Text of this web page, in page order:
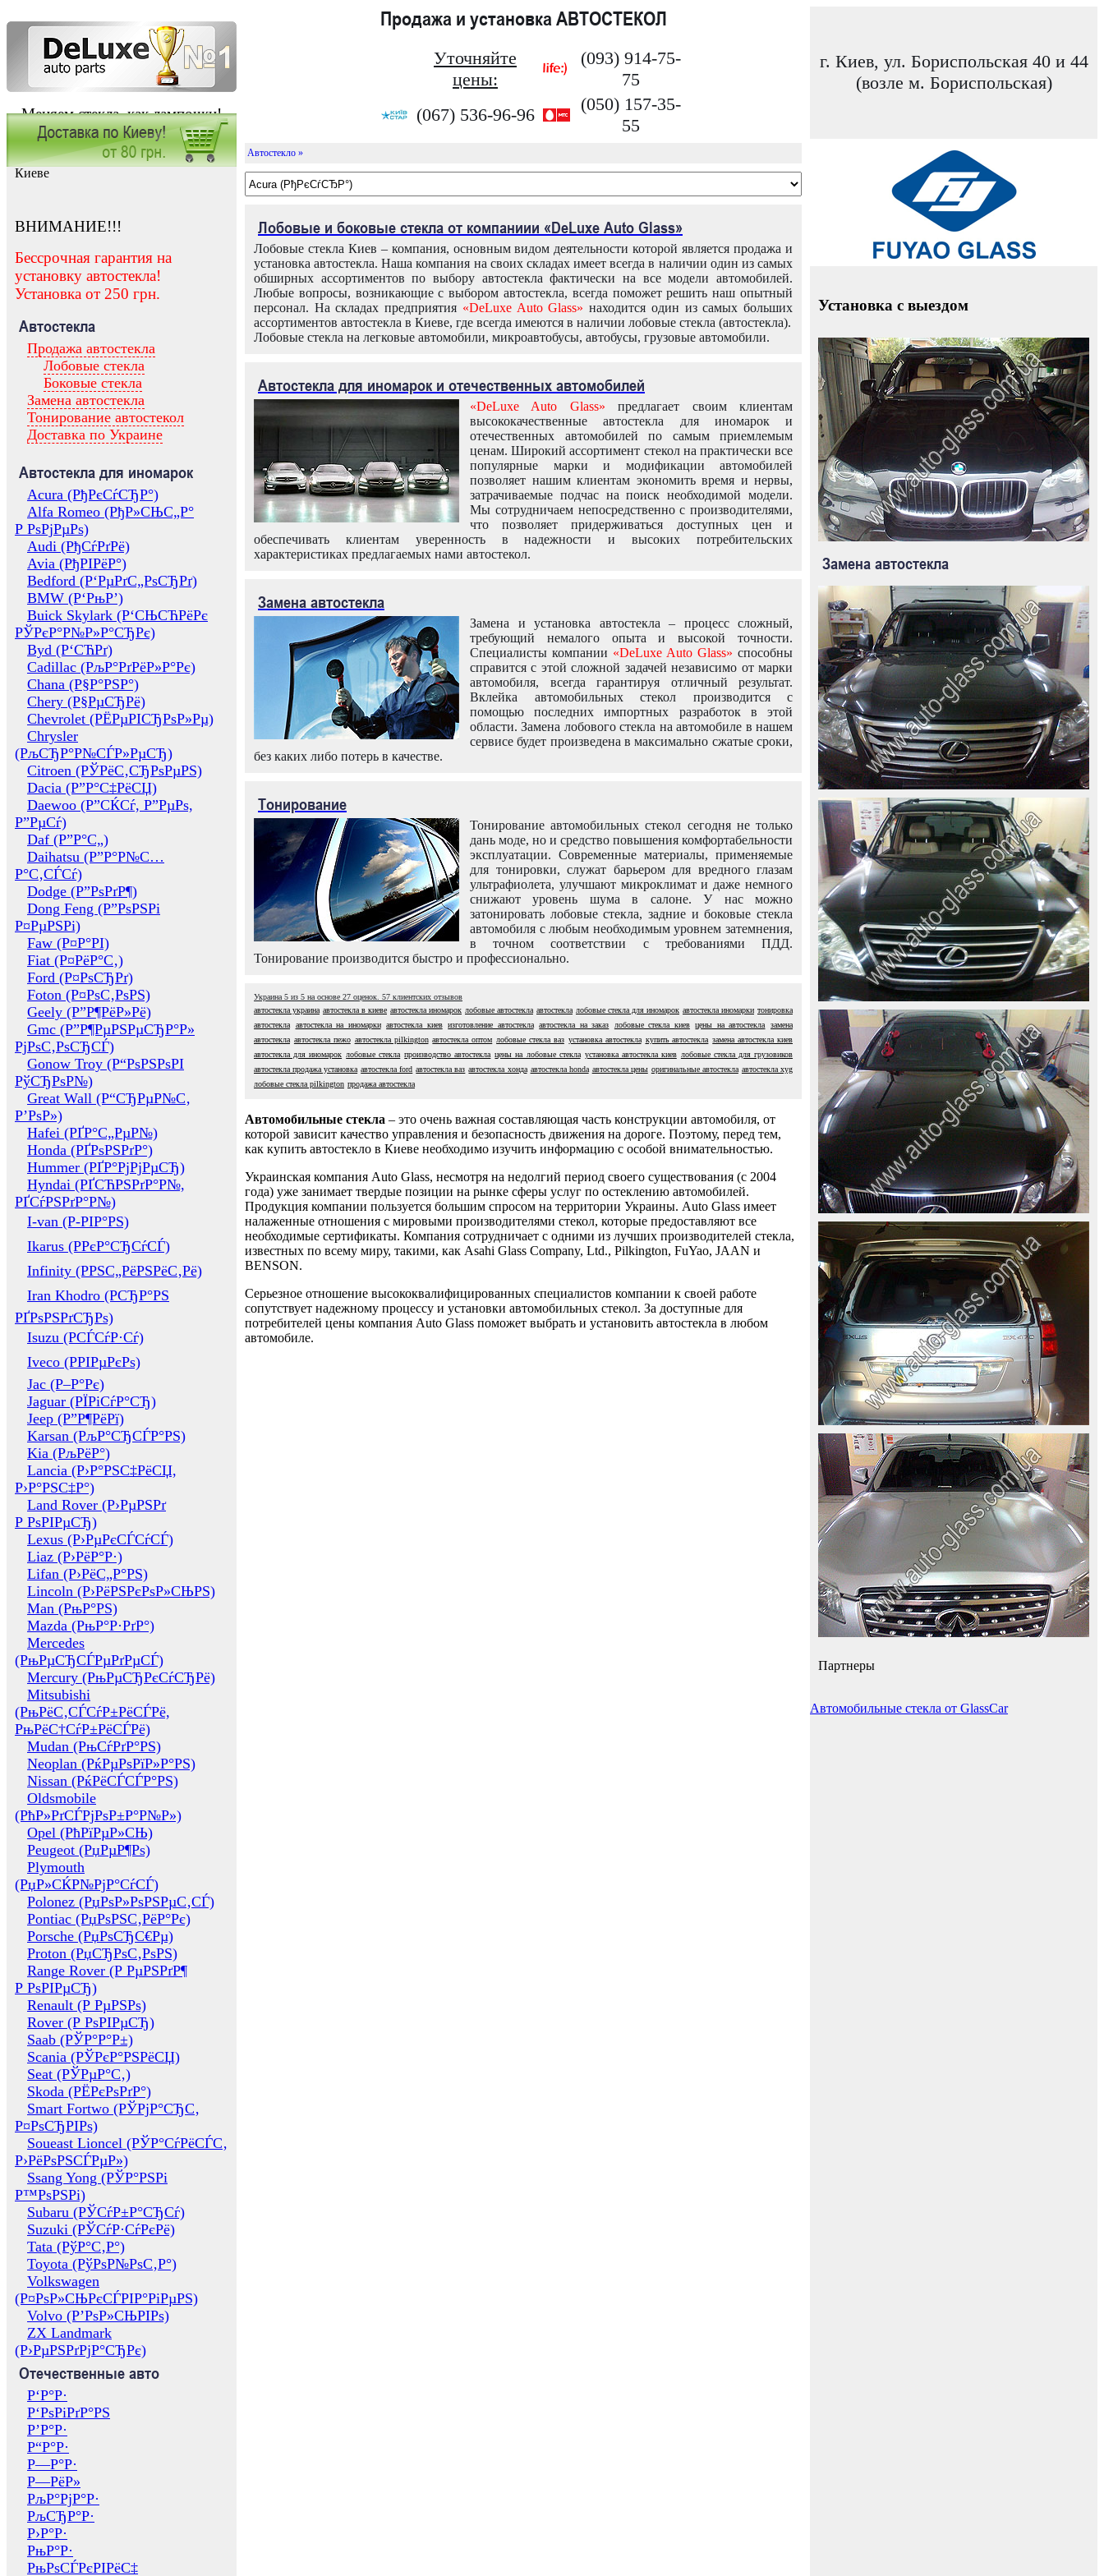
Меняем стекла, как лампочки!
Продажа и установка АВТОСТЕКОЛ
Уточняйте
цены:
(093) 914-75-
75
(067) 536-96-96
(050) 157-35-
55
г. Киев, ул. Бориспольская 40 и 44
(возле м. Бориспольская)
Заказать установку автостекла в
Киеве
ВНИМАНИЕ!!!
Бессрочная гарантия на
установку автостекла!
Установка от 250 грн.
Автостекла
Продажа автостекла
Лобовые стекла
Боковые стекла
Замена автостекла
Тонирование автостекол
Доставка по Украине
Автостекла для иномарок
Acura (РђРєСѓСЂР°)
Alfa Romeo (РђР»СЊС„Р°
Р РѕРјРµРѕ)
Audi (РђСѓРґРё)
Avia (РђРІРёР°)
Bedford (Р‘РµРґС„РѕСЂРґ)
BMW (Р‘РњР’)
Buick Skylark (Р‘СЊСЋРёРє
РЎРєР°Р№Р»Р°СЂРє)
Byd (Р‘СЋРґ)
Cadillac (РљР°РґРёР»Р°Рє)
Chana (Р§Р°РЅР°)
Chery (Р§РµСЂРё)
Chevrolet (РЁРµРІСЂРѕР»Рµ)
Chrysler
(РљСЂР°Р№СЃР»РµСЂ)
Citroen (РЎРёС‚СЂРѕРµРЅ)
Dacia (Р”Р°С‡РёСЏ)
Daewoo (Р”СЌСѓ, Р”РµРѕ,
Р”РµСѓ)
Daf (Р”Р°С„)
Daihatsu (Р”Р°Р№С…
Р°С‚СЃСѓ)
Dodge (Р”РѕРґР¶)
Dong Feng (Р”РѕРЅРі
Р¤РµРЅРі)
Faw (Р¤Р°РІ)
Fiat (Р¤РёР°С‚)
Ford (Р¤РѕСЂРґ)
Foton (Р¤РѕС‚РѕРЅ)
Geely (Р”Р¶РёР»Рё)
Gmc (Р”Р¶РµРЅРµСЂР°Р»
РјРѕС‚РѕСЂСЃ)
Gonow Troy (Р“РѕРЅРѕРІ
РўСЂРѕР№)
Great Wall (Р“СЂРµР№С‚
Р’РѕР»)
Hafei (РҐР°С„РµР№)
Honda (РҐРѕРЅРґР°)
Hummer (РҐР°РјРјРµСЂ)
Hyndai (РҐСЋРЅРґР°Р№,
РҐСѓРЅРґР°Р№)
I-van (Р-РІР°РЅ)
Ikarus (РРєР°СЂСѓСЃ)
Infinity (РРЅС„РёРЅРёС‚Рё)
Iran Khodro (РСЂР°РЅ
РҐРѕРЅРґСЂРѕ)
Isuzu (РСЃСѓР·Сѓ)
Iveco (РРІРµРєРѕ)
Jac (Р–Р°Рє)
Jaguar (РЇРіСѓР°СЂ)
Jeep (Р”Р¶РёРї)
Karsan (РљР°СЂСЃР°РЅ)
Kia (РљРёР°)
Lancia (Р›Р°РЅС‡РёСЏ,
Р›Р°РЅС‡Р°)
Land Rover (Р›РµРЅРґ
Р РѕРІРµСЂ)
Lexus (Р›РµРєСЃСѓСЃ)
Liaz (Р›РёР°Р·)
Lifan (Р›РёС„Р°РЅ)
Lincoln (Р›РёРЅРєРѕР»СЊРЅ)
Man (РњР°РЅ)
Mazda (РњР°Р·РґР°)
Mercedes
(РњРµСЂСЃРµРґРµСЃ)
Mercury (РњРµСЂРєСѓСЂРё)
Mitsubishi
(РњРёС‚СЃСѓР±РёСЃРё,
РњРёС†СѓР±РёСЃРё)
Mudan (РњСѓРґР°РЅ)
Neoplan (РќРµРѕРїР»Р°РЅ)
Nissan (РќРёСЃСЃР°РЅ)
Oldsmobile
(РћР»РґСЃРјРѕР±Р°Р№Р»)
Opel (РћРїРµР»СЊ)
Peugeot (РџРµР¶Рѕ)
Plymouth
(РџР»СЌР№РјР°СѓСЃ)
Polonez (РџРѕР»РѕРЅРµС‚СЃ)
Pontiac (РџРѕРЅС‚РёР°Рє)
Porsche (РџРѕСЂС€Рµ)
Proton (РџСЂРѕС‚РѕРЅ)
Range Rover (Р РµРЅРґР¶
Р РѕРІРµСЂ)
Renault (Р РµРЅРѕ)
Rover (Р РѕРІРµСЂ)
Saab (РЎР°Р°Р±)
Scania (РЎРєР°РЅРёСЏ)
Seat (РЎРµР°С‚)
Skoda (РЁРєРѕРґР°)
Smart Fortwo (РЎРјР°СЂС‚
Р¤РѕСЂРІРѕ)
Soueast Lioncel (РЎР°СѓРёСЃС‚
Р›РёРѕРЅСЃРµР»)
Ssang Yong (РЎР°РЅРі
Р™РѕРЅРі)
Subaru (РЎСѓР±Р°СЂСѓ)
Suzuki (РЎСѓР·СѓРєРё)
Tata (РўР°С‚Р°)
Toyota (РўРѕР№РѕС‚Р°)
Volkswagen
(Р¤РѕР»СЊРєСЃРІР°РіРµРЅ)
Volvo (Р’РѕР»СЊРІРѕ)
ZX Landmark
(Р›РµРЅРґРјР°СЂРє)
Отечественные авто
Р‘Р°Р·
Р‘РѕРіРґР°РЅ
Р’Р°Р·
Р“Р°Р·
Р—Р°Р·
Р—РёР»
РљР°РјР°Р·
РљСЂР°Р·
Р›Р°Р·
РњР°Р·
РњРѕСЃРєРІРёС‡
Автостекло »
Лобовые и боковые стекла от компаниии «DeLuxe Auto Glass»
Лобовые стекла Киев – компания, основным видом деятельности которой является продажа и
установка автостекла. Наша компания на своих складах имеет всегда в наличии один из самых
обширных ассортиментов по выбору автостекла фактически на все модели автомобилей.
Любые вопросы, возникающие с выбором автостекла, всегда поможет решить наш опытный
персонал. На складах предприятия «DeLuxe Auto Glass» находится один из самых больших
ассортиментов автостекла в Киеве, где всегда имеются в наличии лобовые стекла (автостекла).
Лобовые стекла на легковые автомобили, микроавтобусы, автобусы, грузовые автомобили.
Автостекла для иномарок и отечественных автомобилей
«DeLuxe Auto Glass» предлагает своим клиентам
высококачественные автостекла для иномарок и
отечественных автомобилей по самым приемлемым
ценам. Широкий ассортимент стекол на практически все
популярные марки и модификации автомобилей
позволяет нашим клиентам экономить время и нервы,
затрачиваемые подчас на поиск необходимой модели.
Мы сотрудничаем непосредственно с производителями,
что позволяет придерживаться доступных цен и
обеспечивать клиентам уверенность в надежности и высоких потребительских
характеристиках предлагаемых нами автостекол.
Замена автостекла
Замена и установка автостекла – процесс сложный,
требующий немалого опыта и высокой точности.
Специалисты компании «DeLuxe Auto Glass» способны
справится с этой сложной задачей независимо от марки
автомобиля, всегда гарантируя отличный результат.
Вклейка автомобильных стекол производится с
помощью последних импортных разработок в этой
области. Замена лобового стекла на автомобиле в нашем
сервисе будет произведена в максимально сжатые сроки,
без каких либо потерь в качестве.
Тонирование
Тонирование автомобильных стекол сегодня не только
дань моде, но и средство повышения комфортабельности
эксплуатации. Современные материалы, применяемые
для тонировки, служат барьером для вредного глазам
ультрафиолета, улучшают микроклимат и даже немного
снижают уровень шума в салоне. У нас можно
затонировать лобовые стекла, задние и боковые стекла
автомобиля с любым необходимым уровнем затемнения,
в точном соответствии с требованиями ПДД.
Тонирование производится быстро и профессионально.
Украина 5 из 5 на основе 27 оценок. 57 клиентских отзывов
автостекла украина автостекла в киеве автостекла иномарок лобовые автостекла автостекла лобовые стекла для иномарок автостекла иномарки тонировка
автостекла
автостекла на иномарки автостекла киев изготовление автостекла автостекла на заказ лобовые стекла киев цены на автостекла
замена
автостекла автостекла пежо автостекла pilkington автостекла оптом лобовые стекла ваз установка автостекла купить автостекла замена автостекла киев
автостекла для иномарок лобовые стекла производство автостекла цены на лобовые стекла установка автостекла киев лобовые стекла для грузовиков
автостекла продажа установка автостекла ford автостекла ваз автостекла хонда автостекла honda автостекла цены оригинальные автостекла автостекла xyg
лобовые стекла pilkington продажа автостекла
Автомобильные стекла – это очень важная составляющая часть конструкции автомобиля, от
которой зависит качество управления и безопасность движения на дороге. Поэтому, перед тем,
как купить автостекло в Киеве необходимо изучить информацию с особой внимательностью.
Украинская компания Auto Glass, несмотря на недолгий период своего существования (с 2004
года) уже занимает твердые позиции на рынке сферы услуг по остеклению автомобилей.
Продукция компании пользуется большим спросом на территории Украины. Auto Glass имеет
налаженные отношения с мировыми производителями стекол, которые предоставляют все
необходимые сертификаты. Компания сотрудничает с одними из лучших производителей стекла,
известных по всему миру, такими, как Asahi Glass Company, Ltd., Pilkington, FuYao, JAAN и
BENSON.
Серьезное отношение высококвалифицированных специалистов компании к своей работе
сопутствует надежному процессу и установки автомобильных стекол. За доступные для
потребителей цены компания Auto Glass поможет выбрать и установить автостекла в любом
автомобиле.
Установка с выездом
Замена автостекла
Партнеры
Автомобильные стекла от GlassCar